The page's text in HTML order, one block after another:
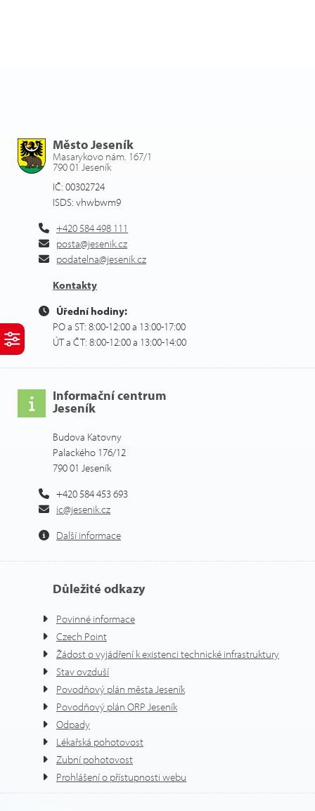
Město Jeseník
Masarykovo nám. 167/1
790 01 Jeseník
IČ: 00302724
ISDS: vhwbwm9
+420 584 498 111
posta@jesenik.cz
podatelna@jesenik.cz
Kontakty
Úřední hodiny:
PO a ST: 8:00-12:00 a 13:00-17:00
ÚT a ČT: 8:00-12:00 a 13:00-14:00
Informační centrum
Jeseník
Budova Katovny
Palackého 176/12
790 01 Jeseník
+420 584 453 693
ic@jesenik.cz
Další informace
Důležité odkazy
Povinné informace
Czech Point
Žádost o vyjádření k existenci technické infrastruktury
Stav ovzduší
Povodňový plán města Jeseník
Povodňový plán ORP Jeseník
Odpady
Lékařská pohotovost
Zubní pohotovost
Prohlášení o přístupnosti webu